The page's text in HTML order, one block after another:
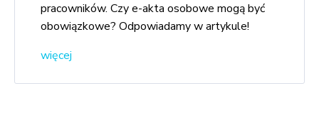
pracowników. Czy e-akta osobowe mogą być
obowiązkowe? Odpowiadamy w artykule!
więcej